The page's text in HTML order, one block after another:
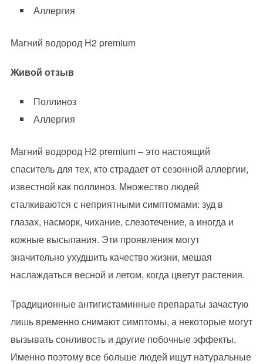
Аллергия
Магний водород H2 premium
Живой отзыв
Поллиноз
Аллергия
Магний водород H2 premium – это настоящий
спаситель для тех, кто страдает от сезонной аллергии,
известной как поллиноз. Множество людей
сталкиваются с неприятными симптомами: зуд в
глазах, насморк, чихание, слезотечение, а иногда и
кожные высыпания. Эти проявления могут
значительно ухудшить качество жизни, мешая
наслаждаться весной и летом, когда цветут растения.
Традиционные антигистаминные препараты зачастую
лишь временно снимают симптомы, а некоторые могут
вызывать сонливость и другие побочные эффекты.
Именно поэтому все больше людей ищут натуральные